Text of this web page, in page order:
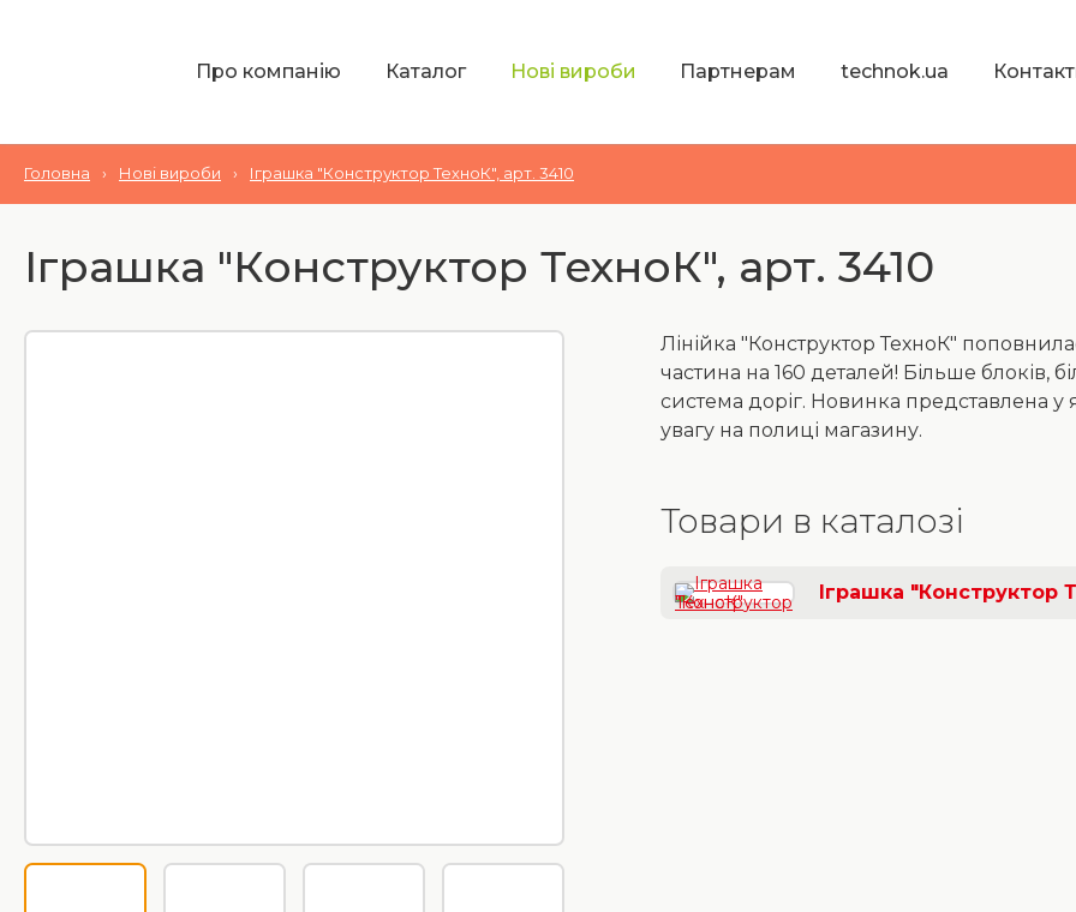
Про компанію Каталог Нові вироби Партнерам technok.ua
Головна › Нові вироби › Іграшка "Конструктор ТехноК", арт. 3410
Іграшка "Конструктор ТехноК", арт. 3410
Лінійка "Конструктор ТехноК"
частина на 160 деталей! Більше блоків,
система доріг. Новинка представлена у
увагу на полиці магазину.
Товари в каталозі
Іграшка "Конструктор